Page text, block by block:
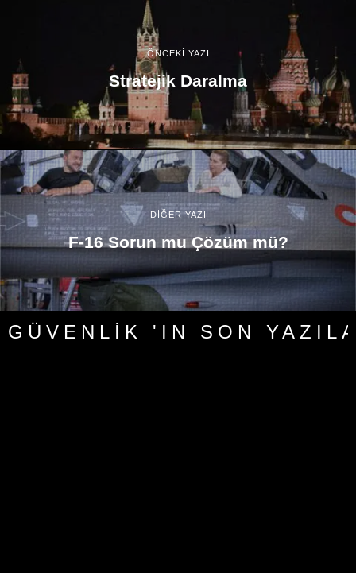
ÖNCEKİ YAZI
Stratejik Daralma
DİĞER YAZI
F-16 Sorun mu Çözüm mü?
GÜVENLIK 'IN SON